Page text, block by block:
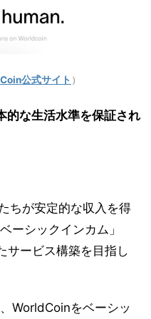
公式サイト ）
的な生活水準を保証され
ちが安定的な収入を得
ーシックインカム」
サービス構築を目指し
WorldCoinをベーシッ